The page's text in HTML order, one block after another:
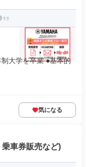
大学を卒業 ●基本的
気になる
車券販売など)